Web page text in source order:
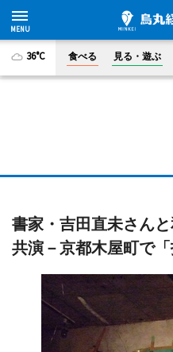
36°C 食べる 見る・遊ぶ
書家・吉田直未さん
共演－京都木屋町で「